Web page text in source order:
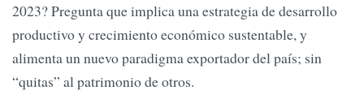
2023? Pregunta que implica una estrategia de desarrollo
productivo y crecimiento económico sustentable, y
alimenta un nuevo paradigma exportador del país; sin
“quitas” al patrimonio de otros.